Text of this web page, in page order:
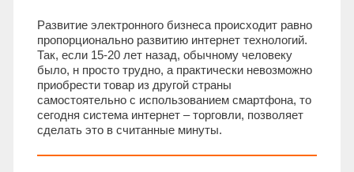
Развитие электронного бизнеса происходит равно
пропорционально развитию интернет технологий.
Так, если 15-20 лет назад, обычному человеку
было, н просто трудно, а практически невозможно
приобрести товар из другой страны
самостоятельно с использованием смартфона, то
сегодня система интернет – торговли, позволяет
сделать это в считанные минуты.